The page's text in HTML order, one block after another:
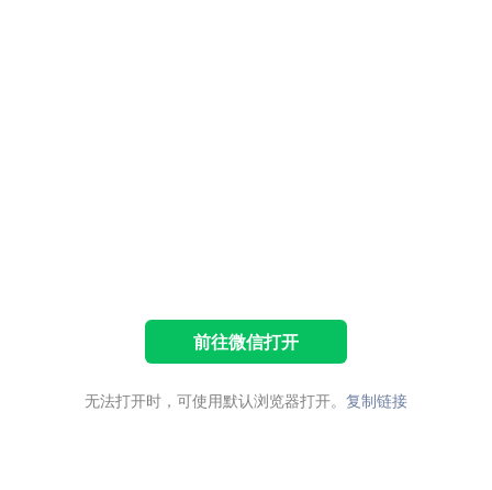
前往微信打开
无法打开时，可使用默认浏览器打开。 复制链接